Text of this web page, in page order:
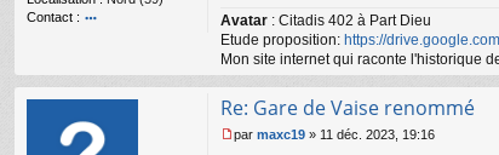
Contact :
ac
te
gr
e
Avatar : Citadis 402 à Part Dieu
Etude proposition: https://
Mon site internet qui raconte l'historique
Re: Gare de Vaise renommé
par maxc19 » 11 déc. 2023, 19:16